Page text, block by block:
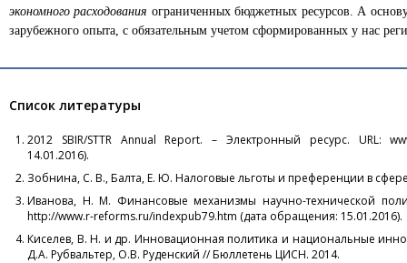
экономного расходования ограниченных бюджетных ресурсов. А
зарубежного опыта, с обязательным учетом сформированных у нас
Список литературы
2012 SBIR/STTR Annual Report. – Электронный ресурс. URL:
14.01.2016).
Зобнина, С. В., Балта, Е. Ю. Налоговые льготы и преференции в
Иванова, Н. М. Финансовые механизмы научно-технической
http://www.r-reforms.ru/indexpub79.htm (дата обращения: 15.01.2016).
Киселев, В. Н. и др. Инновационная политика и национальные
Д.А. Рубвальтер, О.В. Руденский // Бюллетень ЦИСН. 2014.